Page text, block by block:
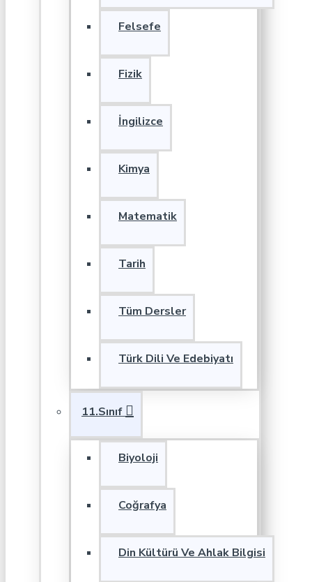
Felsefe
Fizik
İngilizce
Kimya
Matematik
Tarih
Tüm Dersler
Türk Dili Ve Edebiyatı
11.Sınıf
Biyoloji
Coğrafya
Din Kültürü Ve Ahlak Bilgisi